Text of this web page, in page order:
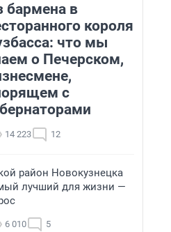
бармена в
короля
что мы
о Печерском,
с
14 223 12
район Новокузнецка
лучший для жизни —
6 010 5